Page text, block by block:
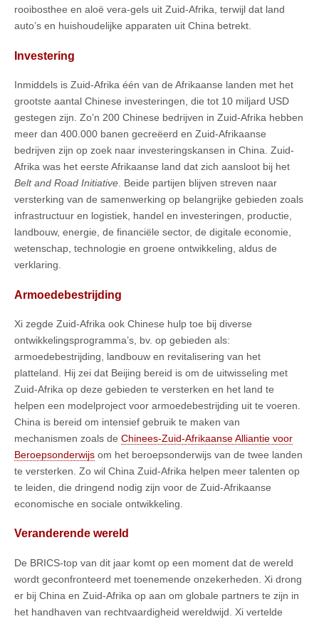
rooibosthee en aloë vera-gels uit Zuid-Afrika, terwijl dat land
auto’s en huishoudelijke apparaten uit China betrekt.
Investering
Inmiddels is Zuid-Afrika één van de Afrikaanse landen met het
grootste aantal Chinese investeringen, die tot 10 miljard USD
gestegen zijn. Zo’n 200 Chinese bedrijven in Zuid-Afrika hebben
meer dan 400.000 banen gecreëerd en Zuid-Afrikaanse
bedrijven zijn op zoek naar investeringskansen in China. Zuid-
Afrika was het eerste Afrikaanse land dat zich aansloot bij het
Belt and Road Initiative . Beide partijen blijven streven naar
versterking van de samenwerking op belangrijke gebieden zoals
infrastructuur en logistiek, handel en investeringen, productie,
landbouw, energie, de financiële sector, de digitale economie,
wetenschap, technologie en groene ontwikkeling, aldus de
verklaring.
Armoedebestrijding
Xi zegde Zuid-Afrika ook Chinese hulp toe bij diverse
ontwikkelingsprogramma’s, bv. op gebieden als:
armoedebestrijding, landbouw en revitalisering van het
platteland. Hij zei dat Beijing bereid is om de uitwisseling met
Zuid-Afrika op deze gebieden te versterken en het land te
helpen een modelproject voor armoedebestrijding uit te voeren.
China is bereid om intensief gebruik te maken van
mechanismen zoals de Chinees-Zuid-Afrikaanse Alliantie voor
Beroepsonderwijs om het beroepsonderwijs van de twee landen
te versterken. Zo wil China Zuid-Afrika helpen meer talenten op
te leiden, die dringend nodig zijn voor de Zuid-Afrikaanse
economische en sociale ontwikkeling.
Veranderende wereld
De BRICS-top van dit jaar komt op een moment dat de wereld
wordt geconfronteerd met toenemende onzekerheden. Xi drong
er bij China en Zuid-Afrika op aan om globale partners te zijn in
het handhaven van rechtvaardigheid wereldwijd. Xi vertelde